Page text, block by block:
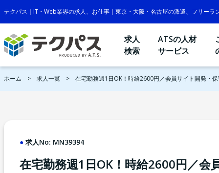
テクパス｜IT・Web業界の求人、お仕事｜東京・大阪・名古屋の派遣、フリーラ
求人
検索
ATSの人材
サービス
ホーム 求人一覧 在宅勤務週1日OK！時給2600円／会員サイト開発・
求人No: MN39394
在宅勤務週1日OK！時給2600円／会